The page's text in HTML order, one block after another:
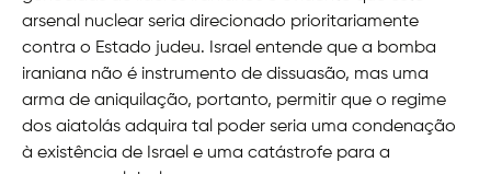
arsenal nuclear seria direcionado prioritariamente
contra o Estado judeu. Israel entende que a bomba
iraniana não é instrumento de dissuasão, mas uma
arma de aniquilação, portanto, permitir que o regime
dos aiatolás adquira tal poder seria uma condenação
à existência de Israel e uma catástrofe para a